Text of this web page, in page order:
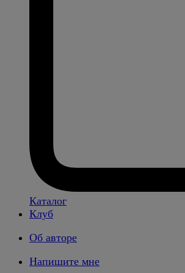
Каталог
Клуб
Об авторе
Напишите мне